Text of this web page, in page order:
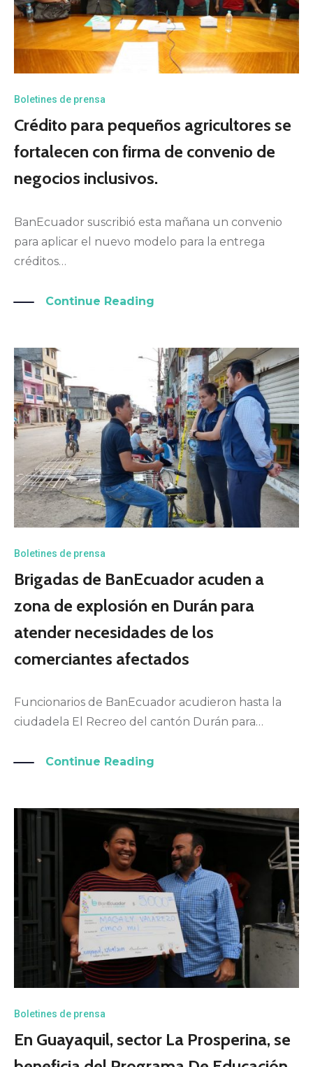
Boletines de prensa
Crédito para pequeños agricultores se
fortalecen con firma de convenio de
negocios inclusivos.
BanEcuador suscribió esta mañana un convenio
para aplicar el nuevo modelo para la entrega
créditos…
Continue Reading
Boletines de prensa
Brigadas de BanEcuador acuden a
zona de explosión en Durán para
atender necesidades de los
comerciantes afectados
Funcionarios de BanEcuador acudieron hasta la
ciudadela El Recreo del cantón Durán para…
Continue Reading
Boletines de prensa
En Guayaquil, sector La Prosperina, se